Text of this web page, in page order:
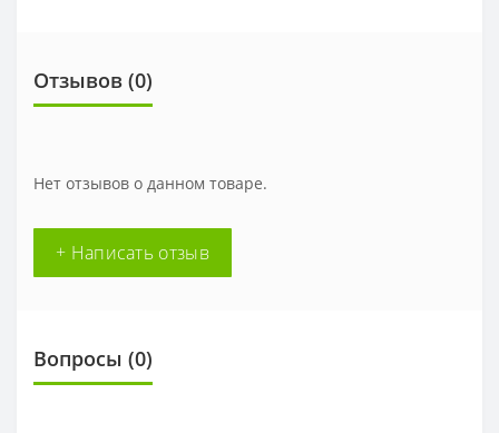
Отзывов (0)
Нет отзывов о данном товаре.
+ Написать отзыв
Вопросы (0)